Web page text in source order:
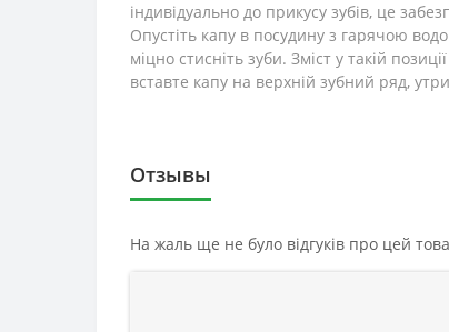
індивідуально до прикусу зубів, це
Опустіть капу в посудину з гарячою
міцно стисніть зуби. Зміст у такій
вставте капу на верхній зубний ряд,
Отзывы
На жаль ще не було відгуків про цей